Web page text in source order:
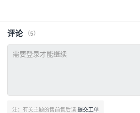
评论（5）
注：有关主题的售前售后请 提交工单